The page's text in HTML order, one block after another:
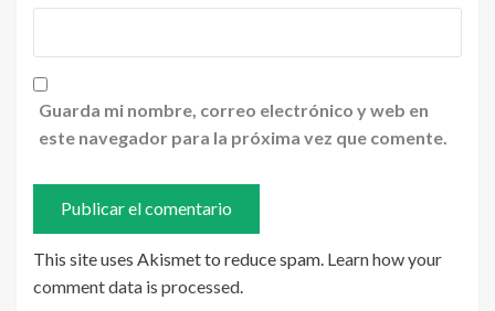
Guarda mi nombre, correo electrónico y web en
este navegador para la próxima vez que comente.
This site uses Akismet to reduce spam. Learn how your
comment data is processed.